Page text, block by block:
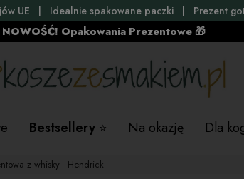
UE | Idealnie spakowane paczki | Prezent
NOWOŚĆ! Opakowania Prezentowe 🎁
Bestsellery Na okazję Dla
z whisky - Hendrick